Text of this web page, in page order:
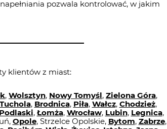
pozwala kontrolować, w jakim
klientów z miast:
, Wolsztyn, Nowy Tomyśl, Zielona Góra,
Tuchola, Brodnica, Piła, Wałcz, Chodzież,
, Łomża, Wrocław, Lubin, Legnica,
Opole, Strzelce Opolskie, Bytom, Zabrze,